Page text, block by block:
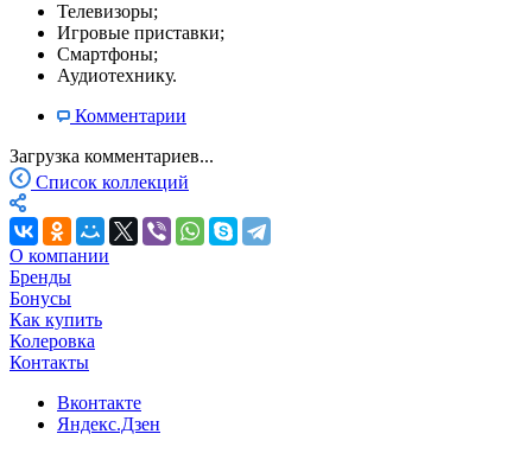
Телевизоры;
Игровые приставки;
Смартфоны;
Аудиотехнику.
Комментарии
Загрузка комментариев...
Список коллекций
О компании
Бренды
Бонусы
Как купить
Колеровка
Контакты
Вконтакте
Яндекс.Дзен